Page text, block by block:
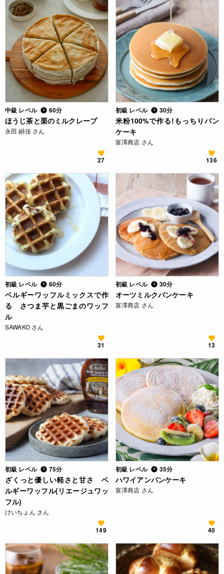
中級 レベル 60分
ほうじ茶と栗のミルクレープ
永田 絹佳 さん
27
初級 レベル 30分
米粉100%で作る!もっちりパン
ケーキ
富澤商店 さん
136
初級 レベル 60分
ベルギーワッフルミックスで作
る さつま芋と黒ごまのワッフ
ル
SAWAKO さん
31
初級 レベル 30分
オーツミルクパンケーキ
富澤商店 さん
13
初級 レベル 75分
ざくっと優しい軽さと甘さ ベ
ルギーワッフル(リエージュワッ
フル)
けいちょん さん
149
初級 レベル 35分
ハワイアンパンケーキ
富澤商店 さん
40